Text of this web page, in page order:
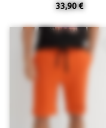
33,90 €